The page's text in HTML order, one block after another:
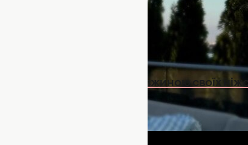
Stories Нікітюк розповсюдила знімки
вона показала свої сідниці.
підписників довжиною своїх